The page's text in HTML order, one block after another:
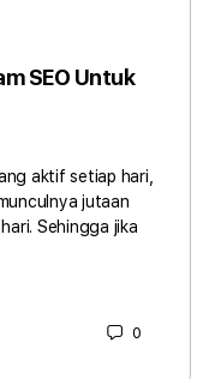
SEO Untuk
aktif setiap hari,
jutaan
Sehingga jika
0